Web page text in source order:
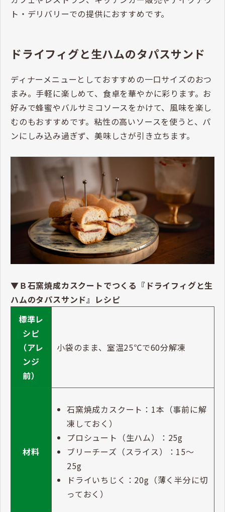
ト・デリバリーでの提供におすすめです。
ドライフィグと生ハムのタパスサンド
ディナーメニューとしておすすめの一口サイズのおつ
まみ。手軽に楽しめて、食卓を華やかに彩ります。お
好みで蜂蜜やバルサミコソースをかけて、風味を楽し
むのもおすすめです。粘性の高いソースを使うと、パ
ンにしみ込み過ぎず、美味しさが引き立ちます。
▼Ｂ石窯焼成カスクートでつくる『ドライフィグと生
ハムのタパスサンド』レシピ
標準レ
シピ
（アレ
ンジ
前）
小袋のまま、室温25℃で60分解凍
材料
石窯焼成カスクート：1本（事前に解
凍しておく）
プロシュート（生ハム）：25g
ブリーチーズ（スライス）：15～
25g
ドライいちじく：20g（薄く半分に切
っておく）